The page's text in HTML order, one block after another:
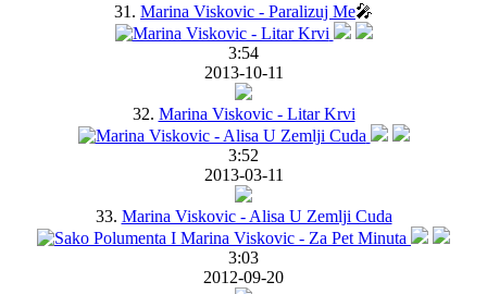
31. Marina Viskovic - Paralizuj Me🎤
3:54
2013-10-11
32. Marina Viskovic - Litar Krvi
3:52
2013-03-11
33. Marina Viskovic - Alisa U Zemlji Cuda
3:03
2012-09-20